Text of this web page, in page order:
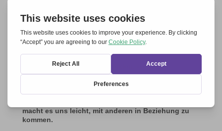
Beziehungen“ ihren Beitrag. Eine spannende „Reise“,
bei der die Referenten in einer Atmosphäre
zunehmender Konvergenz ihre Forschung und ihr
Engagement für den Umweltschutz vorstellten und
Saal“ in Dialog traten. Die vielerorts bereits gemachten
Erfahrungen und die ermutigenden, leicht
nachahmbaren bewährten Praktiken, haben den
Wunsch und das Engagement für die Achtung und
Bewahrung der Schöpfung für künftige Generationen
macht es uns leicht, mit anderen in Beziehung zu
kommen.